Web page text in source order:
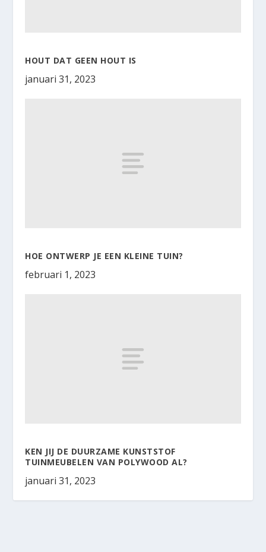
HOUT DAT GEEN HOUT IS
januari 31, 2023
HOE ONTWERP JE EEN KLEINE TUIN?
februari 1, 2023
KEN JIJ DE DUURZAME KUNSTSTOF
TUINMEUBELEN VAN POLYWOOD AL?
januari 31, 2023